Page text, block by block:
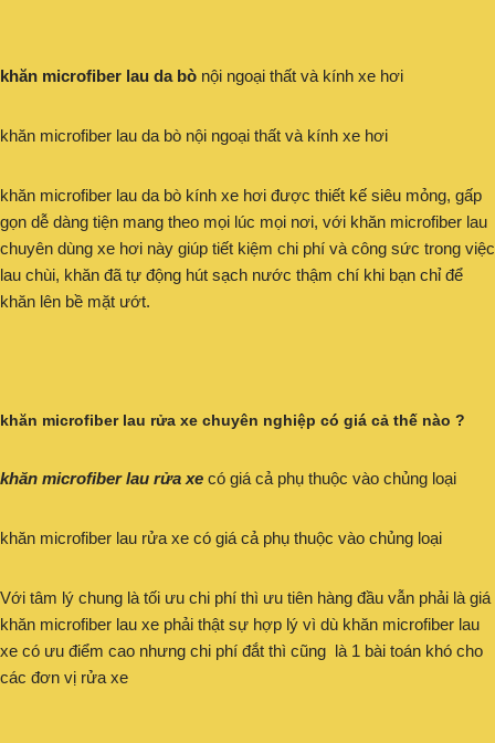
khăn microfiber lau da bò nội ngoại thất và kính xe hơi
khăn microfiber lau da bò nội ngoại thất và kính xe hơi
khăn microfiber lau da bò kính xe hơi được thiết kế siêu mỏng, gấp
gọn dễ dàng tiện mang theo mọi lúc mọi nơi, với khăn microfiber lau
chuyên dùng xe hơi này giúp tiết kiệm chi phí và công sức trong việc
lau chùi, khăn đã tự động hút sạch nước thậm chí khi bạn chỉ để
khăn lên bề mặt ướt.
khăn microfiber lau rửa xe chuyên nghiệp có giá cả thế nào ?
khăn microfiber lau rửa xe có giá cả phụ thuộc vào chủng loại
khăn microfiber lau rửa xe có giá cả phụ thuộc vào chủng loại
Với tâm lý chung là tối ưu chi phí thì ưu tiên hàng đầu vẫn phải là giá
khăn microfiber lau xe phải thật sự hợp lý vì dù khăn microfiber lau
xe có ưu điểm cao nhưng chi phí đắt thì cũng là 1 bài toán khó cho
các đơn vị rửa xe